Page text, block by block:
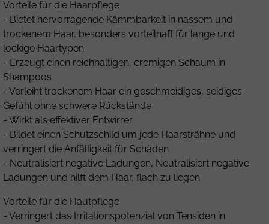
Vorteile für die Haarpflege
- Bietet hervorragende Kämmbarkeit in nassem und
trockenem Haar, besonders vorteilhaft für lange und
lockige Haartypen
- Erzeugt einen reichhaltigen, cremigen Schaum in
Shampoos
- Verleiht trockenem Haar ein geschmeidiges, seidiges
Gefühl ohne schwere Rückstände
- Wirkt als effektiver Entwirrer
- Bildet einen Schutzschild um jede Haarsträhne und
verringert die Anfälligkeit für Schäden
- Neutralisiert negative Ladungen, Neutralisiert negative
Ladungen und hilft dem Haar, flach zu liegen
Vorteile für die Hautpflege
- Verringert das Irritationspotenzial von Tensiden in